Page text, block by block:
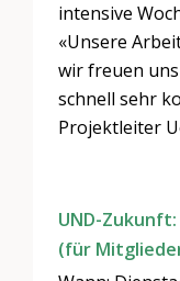
intensive
«Unsere
wir freuen
schnell sehr
Projektleiter
UND-
(für